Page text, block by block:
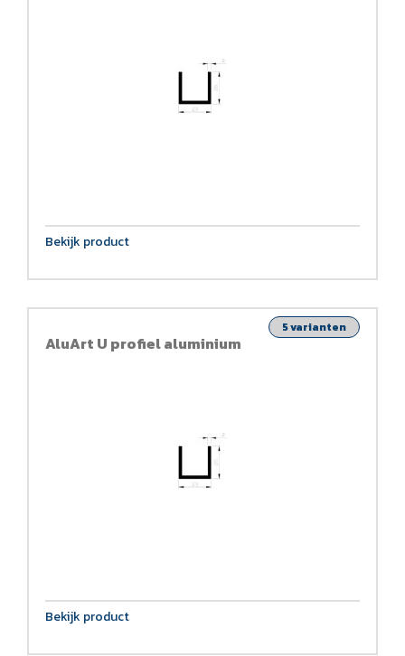
Bekijk product
AluArt U profiel aluminium
5 varianten
Bekijk product